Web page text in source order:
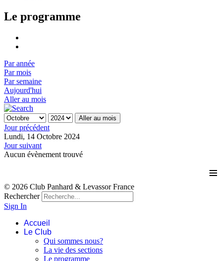
Le programme
Par année
Par mois
Par semaine
Aujourd'hui
Aller au mois
Aller au mois
Jour précédent
Lundi, 14 Octobre 2024
Jour suivant
Aucun évènement trouvé
≡
© 2026 Club Panhard & Levassor France
Rechercher
Sign In
Accueil
Le Club
Qui sommes nous?
La vie des sections
Le programme